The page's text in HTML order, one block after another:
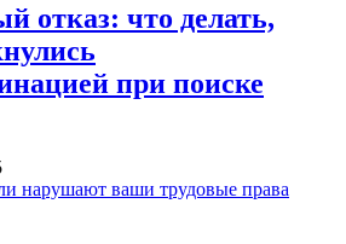
отказ: что делать,
при поиске